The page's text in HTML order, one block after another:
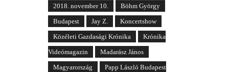
2018. november 10.
Böhm György
Budapest
Jay Z.
Koncertshow
Közéleti Gazdasági Krónika
Krónika
Videómagazin
Madarász János
Magyarország
Papp László Budapest